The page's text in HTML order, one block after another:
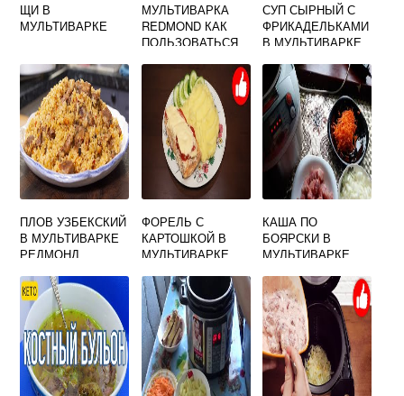
ЩИ В
МУЛЬТИВАРКЕ
МУЛЬТИВАРКА
REDMOND КАК
ПОЛЬЗОВАТЬСЯ
СУП СЫРНЫЙ С
ФРИКАДЕЛЬКАМИ
В МУЛЬТИВАРКЕ
ПЛОВ УЗБЕКСКИЙ
В МУЛЬТИВАРКЕ
РЕДМОНД
ФОРЕЛЬ С
КАРТОШКОЙ В
МУЛЬТИВАРКЕ
КАША ПО
БОЯРСКИ В
МУЛЬТИВАРКЕ